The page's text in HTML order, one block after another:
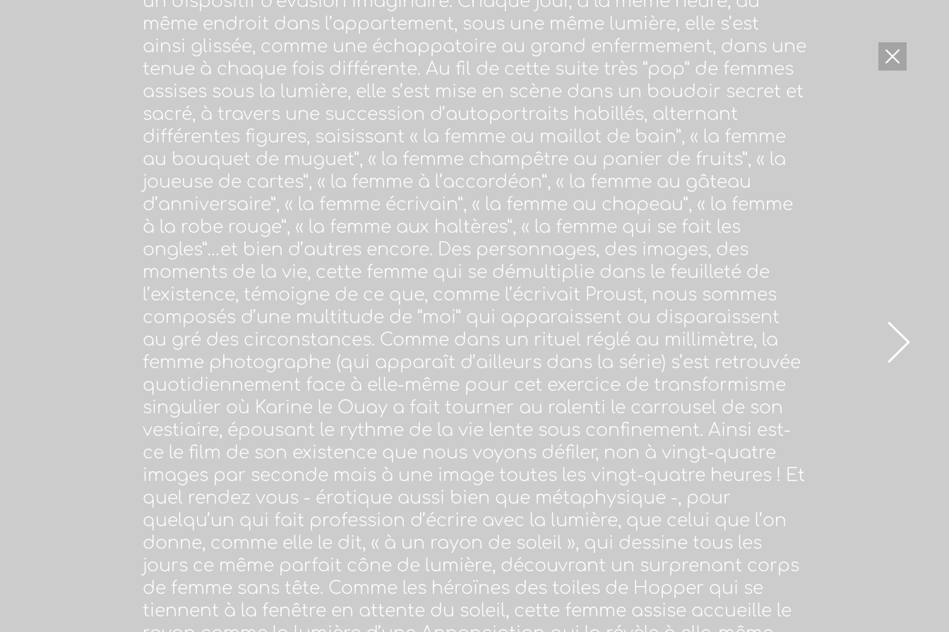
même endroit dans l’appartement, sous une même lumière, elle s’est
ainsi glissée, comme une échappatoire au grand enfermement, dans une
tenue à chaque fois différente. Au fil de cette suite très “pop” de femmes
assises sous la lumière, elle s’est mise en scène dans un boudoir secret et
sacré, à travers une succession d’autoportraits habillés, alternant
différentes figures, saisissant « la femme au maillot de bain”, « la femme
au bouquet de muguet”, « la femme champêtre au panier de fruits”, « la
joueuse de cartes”, « la femme à l’accordéon”, « la femme au gâteau
d’anniversaire”, « la femme écrivain”, « la femme au chapeau”, « la femme
à la robe rouge”, « la femme aux haltères”, « la femme qui se fait les
ongles”…et bien d’autres encore. Des personnages, des images, des
moments de la vie, cette femme qui se démultiplie dans le feuilleté de
l’existence, témoigne de ce que, comme l’écrivait Proust, nous sommes
composés d’une multitude de “moi” qui apparaissent ou disparaissent
au gré des circonstances. Comme dans un rituel réglé au millimètre, la
femme photographe (qui apparaît d’ailleurs dans la série) s’est retrouvée
quotidiennement face à elle-même pour cet exercice de transformisme
singulier où Karine le Ouay a fait tourner au ralenti le carrousel de son
vestiaire, épousant le rythme de la vie lente sous confinement. Ainsi est-
ce le film de son existence que nous voyons défiler, non à vingt-quatre
images par seconde mais à une image toutes les vingt-quatre heures ! Et
quel rendez vous - érotique aussi bien que métaphysique -, pour
quelqu’un qui fait profession d’écrire avec la lumière, que celui que l’on
donne, comme elle le dit, « à un rayon de soleil », qui dessine tous les
jours ce même parfait cône de lumière, découvrant un surprenant corps
de femme sans tête. Comme les héroïnes des toiles de Hopper qui se
tiennent à la fenêtre en attente du soleil, cette femme assise accueille le